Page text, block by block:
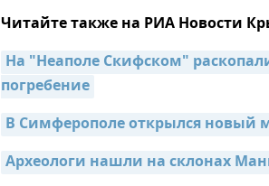
Читайте также на РИА Новости
На "Неаполе Скифском"
погребение
В Симферополе открылся новый
Археологи нашли на склонах